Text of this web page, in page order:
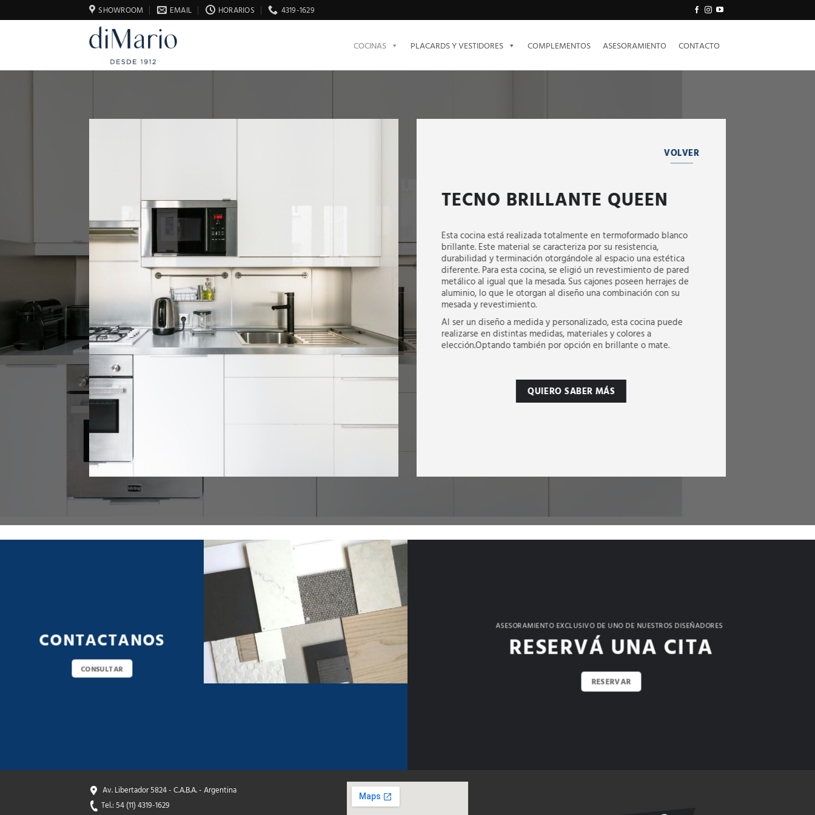
al
SHOWROOM EMAIL HORARIOS 4319-1629
COCINAS PLACARDS Y VESTIDORES COMPLEMENTOS ASESORAMIENTO CONTACTO
VOLVER
TECNO BRILLANTE QUEEN
Esta cocina está realizada totalmente en termoformado blanco
brillante. Este material se caracteriza por su resistencia,
durabilidad y terminación otorgándole al espacio una estética
diferente. Para esta cocina, se eligió un revestimiento de pared
metálico al igual que la mesada. Sus cajones poseen herrajes de
aluminio, lo que le otorgan al diseño una combinación con su
mesada y revestimiento.
Al ser un diseño a medida y personalizado, esta cocina puede
realizarse en distintas medidas, materiales y colores a
elección.Optando también por opción en brillante o mate.
QUIERO SABER MÁS
CONTACTANOS
CONSULTAR
ASESORAMIENTO EXCLUSIVO DE UNO DE NUESTROS DISEÑADORES
RESERVÁ UNA CITA
RESERVAR
Av. Libertador 5824 - C.A.B.A. - Argentina
Tel.: 54 (11) 4319-1629